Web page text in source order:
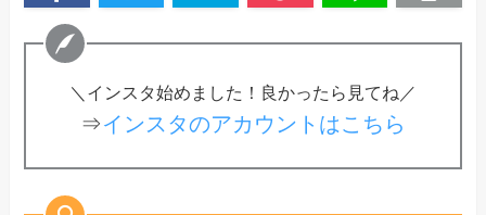
＼インスタ始めました！良かったら見てね／
⇒インスタのアカウントはこちら